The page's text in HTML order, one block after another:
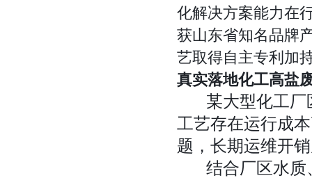
化解决方案能力在
获山东省知名品牌
艺取得自主专利加
真实落地化工高盐
某大型化工厂
工艺存在运行成
题，长期运维开
结合厂区水质